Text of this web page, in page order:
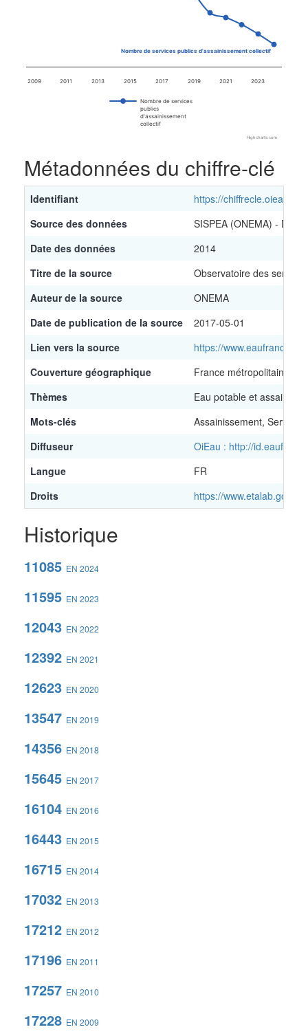
Nombre de services publics d'assainissement collectif
Nombre de services
publics
d'assainissement
collectif
2009 2011 2013 2015 2017 2019 2021 2023
Highcharts.com
Métadonnées du chiffre-clé
Identifiant
https://chiffrecle.oieau.fr/
Source des données
SISPEA (ONEMA) -
Date des données
2014
Titre de la source
Observatoire des
Auteur de la source
ONEMA
Date de publication de la source
2017-05-01
Lien vers la source
https://
Couverture géographique
France métropolitaine et
Thèmes
Eau potable et
Mots-clés
Assainissement, Service
Diffuseur
OiEau : http://
Langue
FR
Droits
https://
Historique
11085 EN 2024
11595 EN 2023
12043 EN 2022
12392 EN 2021
12623 EN 2020
13547 EN 2019
14356 EN 2018
15645 EN 2017
16104 EN 2016
16443 EN 2015
16715 EN 2014
17032 EN 2013
17212 EN 2012
17196 EN 2011
17257 EN 2010
17228 EN 2009